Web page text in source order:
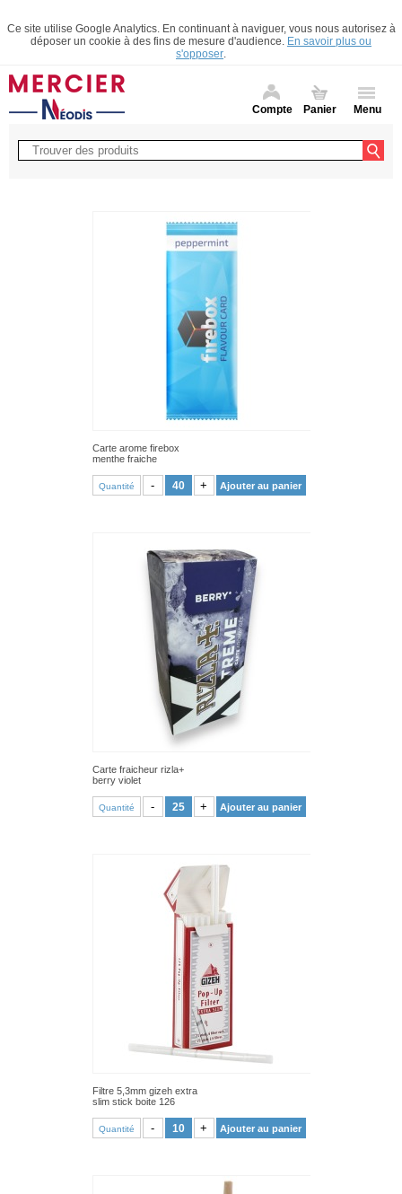
Ce site utilise Google Analytics. En continuant à naviguer, vous nous autorisez à
déposer un cookie à des fins de mesure d'audience. En savoir plus ou
s'opposer.
Compte Panier Menu
Carte arome firebox
menthe fraiche
Quantité - + Ajouter au panier
Carte fraicheur rizla+
berry violet
Quantité - + Ajouter au panier
Filtre 5,3mm gizeh extra
slim stick boite 126
Quantité - + Ajouter au panier